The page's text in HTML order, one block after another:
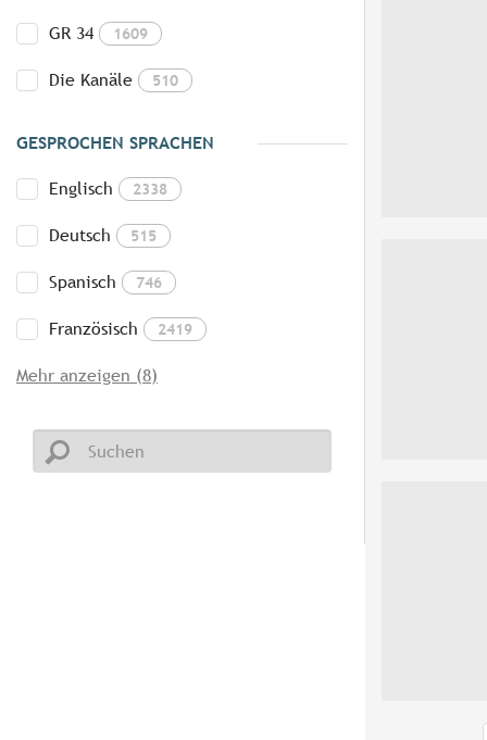
GR 34 1609
Die Kanäle 510
GESPROCHEN SPRACHEN
Englisch 2338
Deutsch 515
Spanisch 746
Französisch 2419
Mehr anzeigen (8)